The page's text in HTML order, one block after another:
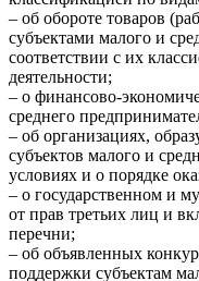
– об обороте товаров
субъектами малого и
соответствии с их
деятельности;
– о финансово-
среднего
– об организациях,
субъектов малого и
условиях и о порядке
– о государственном и
от прав третьих лиц и
перечни;
– об объявленных
поддержки субъектам